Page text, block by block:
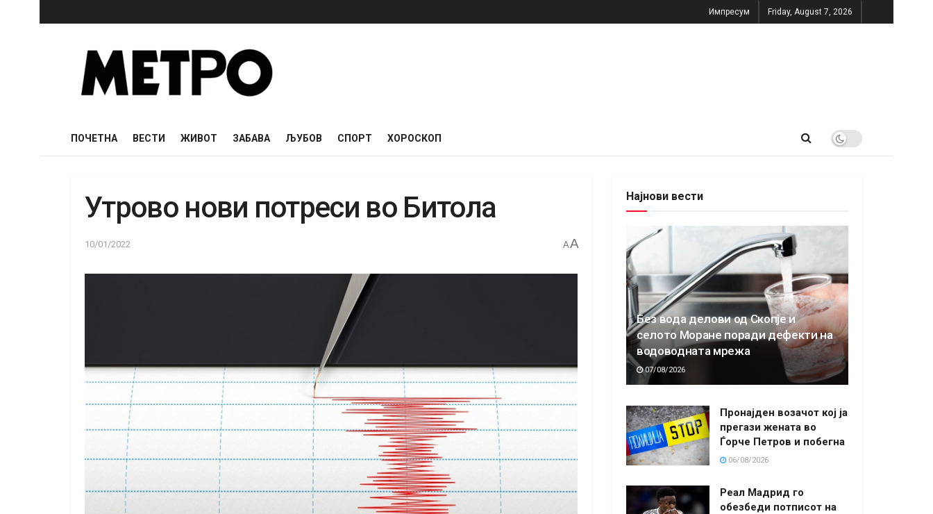
Импресум Friday, August 7, 2026
ПОЧЕТНА ВЕСТИ ЖИВОТ ЗАБАВА ЉУБОВ СПОРТ ХОРОСКОП
Утрово нови потреси во Битола
10/01/2022 AA
Најнови вести
Без вода делови од Скопје и
селото Моране поради дефекти на
водоводната мрежа
07/08/2026
Пронајден возачот кој ја
прегази жената во
Ѓорче Петров и побегна
06/08/2026
Реал Мадрид го
обезбеди потписот на